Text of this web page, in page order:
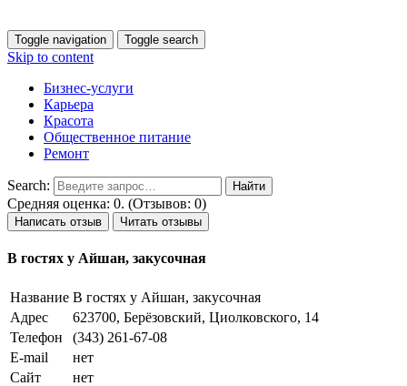
Toggle navigation Toggle search
Skip to content
Бизнес-услуги
Карьера
Красота
Общественное питание
Ремонт
Search:
Средняя оценка: 0. (Отзывов: 0)
Написать отзыв Читать отзывы
В гостях у Айшан, закусочная
Название В гостях у Айшан, закусочная
Адрес
623700, Берёзовский, Циолковского, 14
Телефон
(343) 261-67-08
E-mail
нет
Сайт
нет